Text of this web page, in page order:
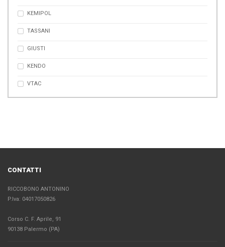
KEMIPOL
TASSANI
GIUSTI
KENDO
VTAC
CONTATTI
RICCOBONO ANTONINO
P.Iva: 04017050826
Corso C. F. Aprile, 91
90138 Palermo (PA)